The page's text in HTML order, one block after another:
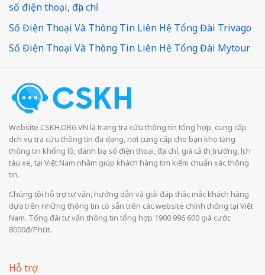
số điện thoại, địa chỉ
Số Điện Thoại Và Thông Tin Liên Hệ Tổng Đài Trivago
Số Điện Thoại Và Thông Tin Liên Hệ Tổng Đài Mytour
Website CSKH.ORG.VN là trang tra cứu thông tin tổng hợp, cung cấp
dịch vụ tra cứu thông tin đa dạng, nơi cung cấp cho bạn kho tàng
thông tin khổng lồ, danh bạ số điện thoại, địa chỉ, giá cả thị trường, lịch
tàu xe, tại Việt Nam nhằm giúp khách hàng tìm kiếm chuẩn xác thông
tin.
Chúng tôi hỗ trợ tư vấn, hướng dẫn và giải đáp thắc mắc khách hàng
dựa trên những thông tin có sẵn trên các website chính thống tại Việt
Nam. Tổng đài tư vấn thông tin tổng hợp 1900 996 600 giá cước
8000đ/Phút.
Hỗ trợ